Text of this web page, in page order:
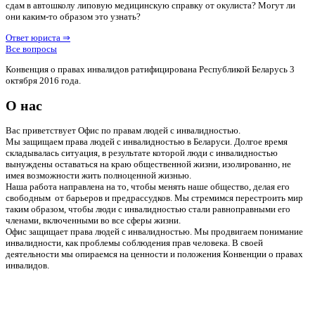
сдам в автошколу липовую медицинскую справку от окулиста? Могут ли
они каким-то образом это узнать?
Ответ юриста ⇒
Все вопросы
Конвенция о правах инвалидов ратифицирована Республикой Беларусь 3
октября 2016 года.
О нас
Вас приветствует Офис по правам людей с инвалидностью.
Мы защищаем права людей с инвалидностью в Беларуси. Долгое время
складывалась ситуация, в результате которой люди с инвалидностью
вынуждены оставаться на краю общественной жизни, изолированно, не
имея возможности жить полноценной жизнью.
Наша работа направлена на то, чтобы менять наше общество, делая его
свободным от барьеров и предрассудков. Мы стремимся перестроить мир
таким образом, чтобы люди с инвалидностью стали равноправными его
членами, включенными во все сферы жизни.
Офис защищает права людей с инвалидностью. Мы продвигаем понимание
инвалидности, как проблемы соблюдения прав человека. В своей
деятельности мы опираемся на ценности и положения Конвенции о правах
инвалидов.